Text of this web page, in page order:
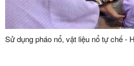
Sử dụng pháo nổ, vật liệu nổ tự chế -